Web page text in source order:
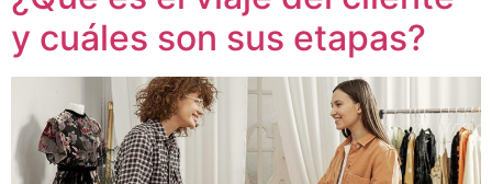
y cuáles son sus etapas?